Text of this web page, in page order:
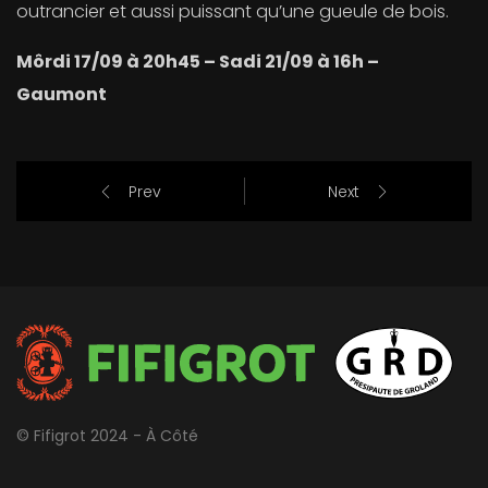
outrancier et aussi puissant qu’une gueule de bois.
Môrdi 17/09 à 20h45 – Sadi 21/09 à 16h –
Gaumont
Prev Next
© Fifigrot 2024 - À Côté